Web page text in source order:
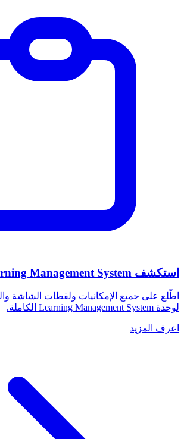
استكشف Learning Management System بالتفصيل
اطّلع على جميع الإمكانيات ولقطات الشاشة
لوحدة Learning Management System الكاملة.
اعرف المزيد